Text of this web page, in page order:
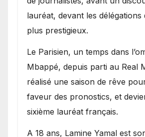
lauréat, devant les délégations
plus prestigieux.
Le Parisien, un temps dans
Mbappé, depuis parti au Real
réalisé une saison de rêve
faveur des pronostics, et
sixième lauréat français.
A 18 ans, Lamine Yamal est